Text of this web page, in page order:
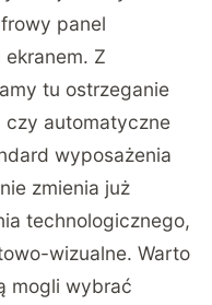
panel
Z
tu ostrzeganie
czy automatyczne
wyposażenia
zmienia już
technologicznego,
wizualne. Warto
mogli wybrać